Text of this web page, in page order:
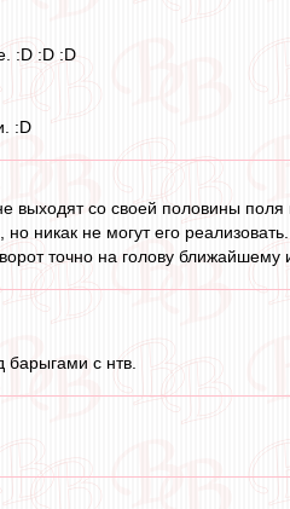
:D :D :D
:D
выходят со своей половины
никак не могут его реализовать.
точно на голову ближайшему
барыгами с нтв.